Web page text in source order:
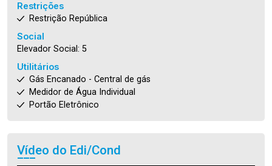
Restrições
Restrição República
Social
Elevador Social: 5
Utilitários
Gás Encanado - Central de gás
Medidor de Água Individual
Portão Eletrônico
Vídeo do Edi/Cond